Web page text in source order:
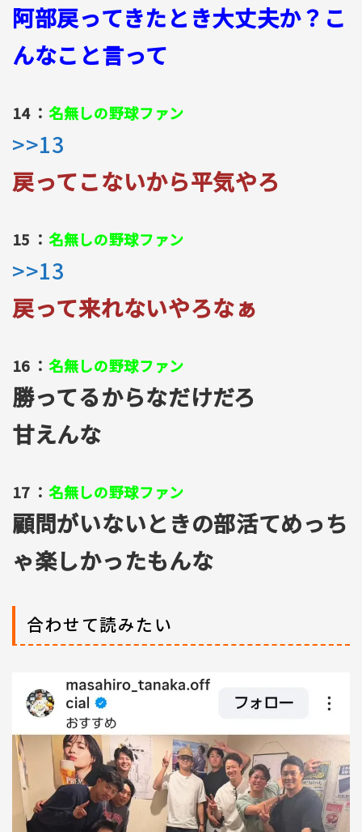
阿部戻ってきたとき大丈夫か？こ
んなこと言って
14 ： 名無しの野球ファン
>>13
戻ってこないから平気やろ
15 ： 名無しの野球ファン
>>13
戻って来れないやろなぁ
16 ： 名無しの野球ファン
勝ってるからなだけだろ
甘えんな
17 ： 名無しの野球ファン
顧問がいないときの部活てめっち
ゃ楽しかったもんな
合わせて読みたい